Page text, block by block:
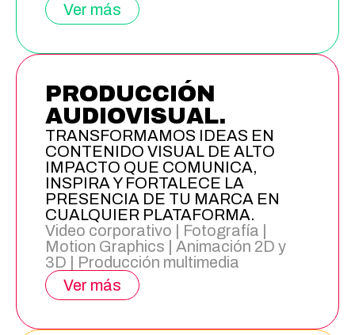
Ver más
PRODUCCIÓN
AUDIOVISUAL.
TRANSFORMAMOS IDEAS EN
CONTENIDO VISUAL DE ALTO
IMPACTO QUE COMUNICA,
INSPIRA Y FORTALECE LA
PRESENCIA DE TU MARCA EN
CUALQUIER PLATAFORMA.
Video corporativo | Fotografía |
Motion Graphics | Animación 2D y
3D | Producción multimedia
Ver más